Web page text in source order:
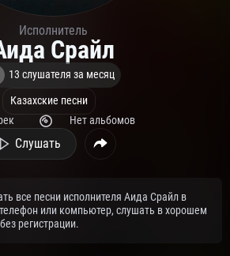
Исполнитель
Срайл
13 слушателя за месяц
Казахские песни
Нет альбомов
Слушать
все песни исполнителя Аида Срайл в
или компьютер, слушать в хорошем
регистрации.